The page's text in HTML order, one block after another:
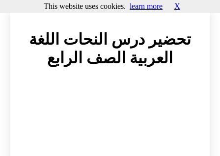
تحضير درس النحات اللغة
العربية الصف الرابع
This website uses cookies. learn more X